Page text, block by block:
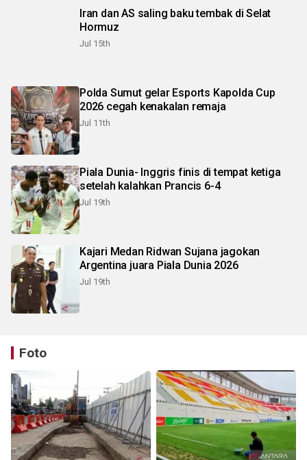
Iran dan AS saling baku tembak di Selat
Hormuz
Jul 15th
Polda Sumut gelar Esports Kapolda Cup
2026 cegah kenakalan remaja
Jul 11th
Piala Dunia- Inggris finis di tempat ketiga
setelah kalahkan Prancis 6-4
Jul 19th
Kajari Medan Ridwan Sujana jagokan
Argentina juara Piala Dunia 2026
Jul 19th
Foto